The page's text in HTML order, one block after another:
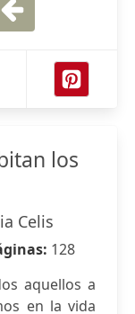
los
Celis
128
aquellos a
en la vida